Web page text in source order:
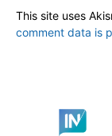
This site uses
comment data is